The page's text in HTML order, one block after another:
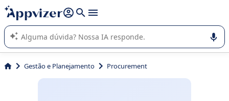
de nossa IA (várias linhas com
A IA do Appvizer o orienta no uso ou na seleção de software
SaaS para sua empresa.
Gestão e Planejamento Procurement